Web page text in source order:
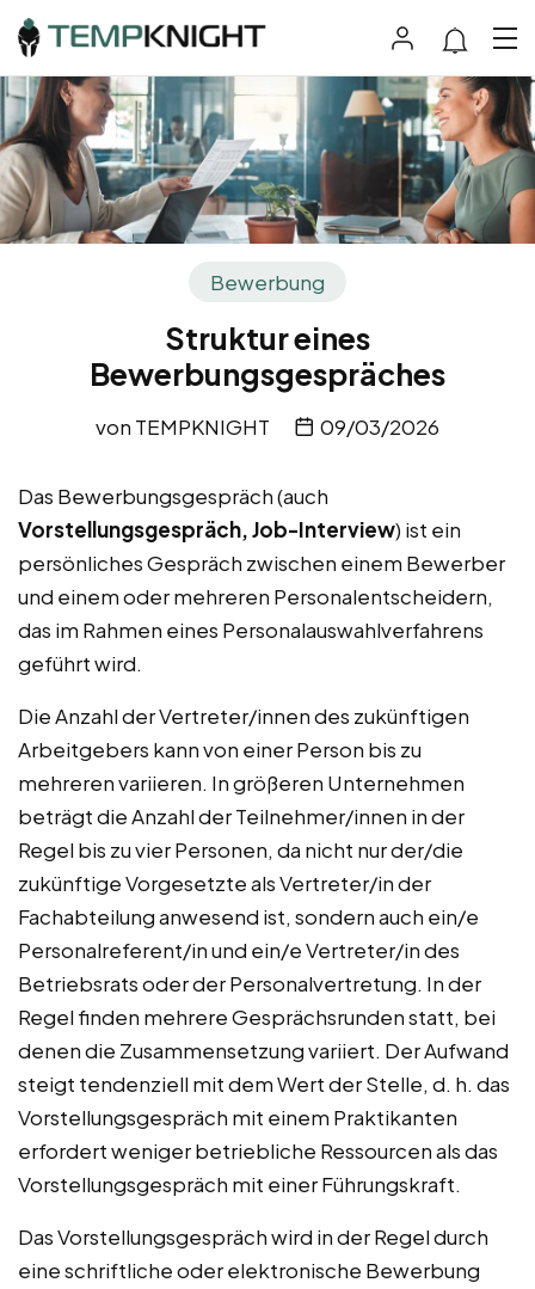
Bewerbung
Struktur eines
Bewerbungsgespräches
von TEMPKNIGHT 09/03/2026
Das Bewerbungsgespräch (auch
Vorstellungsgespräch, Job-Interview) ist ein
persönliches Gespräch zwischen einem Bewerber
und einem oder mehreren Personalentscheidern,
das im Rahmen eines Personalauswahlverfahrens
geführt wird.
Die Anzahl der Vertreter/innen des zukünftigen
Arbeitgebers kann von einer Person bis zu
mehreren variieren. In größeren Unternehmen
beträgt die Anzahl der Teilnehmer/innen in der
Regel bis zu vier Personen, da nicht nur der/die
zukünftige Vorgesetzte als Vertreter/in der
Fachabteilung anwesend ist, sondern auch ein/e
Personalreferent/in und ein/e Vertreter/in des
Betriebsrats oder der Personalvertretung. In der
Regel finden mehrere Gesprächsrunden statt, bei
denen die Zusammensetzung variiert. Der Aufwand
steigt tendenziell mit dem Wert der Stelle, d. h. das
Vorstellungsgespräch mit einem Praktikanten
erfordert weniger betriebliche Ressourcen als das
Vorstellungsgespräch mit einer Führungskraft.
Das Vorstellungsgespräch wird in der Regel durch
eine schriftliche oder elektronische Bewerbung